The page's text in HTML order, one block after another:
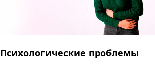
Психологические проблемы